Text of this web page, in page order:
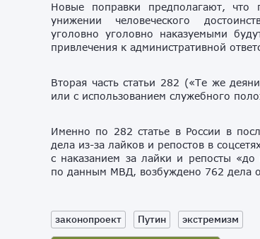
Новые поправки предполагают,
унижении человеческого
уголовно уголовно наказуемыми
привлечения к административной
Вторая часть статьи 282 («Те же
или с использованием служебного
Именно по 282 статье в России в
дела из-за лайков и репостов в
с наказанием за лайки и репосты
по данным МВД, возбуждено 762 дела
законопроект Путин экстремизм